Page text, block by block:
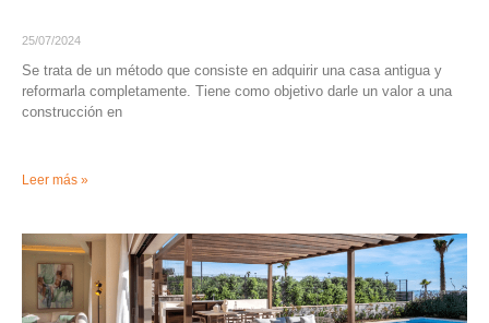
25/07/2024
Se trata de un método que consiste en adquirir una casa antigua y
reformarla completamente. Tiene como objetivo darle un valor a una
construcción en
Leer más »